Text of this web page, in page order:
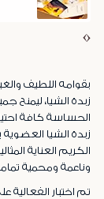
بقوامه اللطيف
زبدة الشيا، ليمنح
الحساسة كافة
وناعمة ومحمية
تم اختبار الفعالية على 12